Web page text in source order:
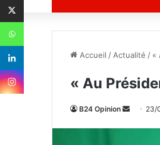
Accueil / Actualité / «
« Au
B24 Opinion 23/